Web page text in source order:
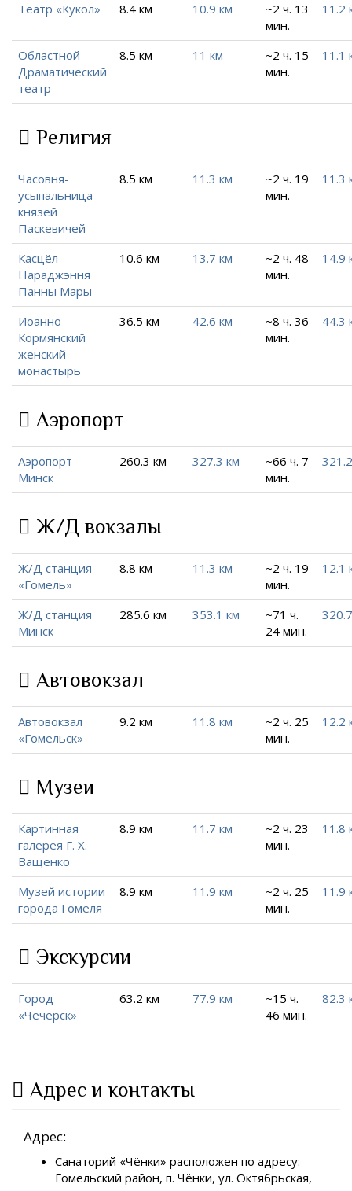
Театр «Кукол» 8.4 км 10.9 км
~2 ч. 13
мин.
11.2
Областной
Драматический
театр
8.5 км 11 км
~2 ч. 15
мин.
11.1
Религия
Часовня-
усыпальница
князей
Паскевичей
8.5 км 11.3 км
~2 ч. 19
мин.
11.3
Касцёл
Нараджэння
Панны Мары
10.6 км 13.7 км
~2 ч. 48
мин.
14.9
Иоанно-
Кормянский
женский
монастырь
36.5 км 42.6 км
~8 ч. 36
мин.
44.3
Аэропорт
Аэропорт
Минск
260.3 км 327.3 км
~66 ч. 7
мин.
Ж/Д вокзалы
Ж/Д станция
«Гомель»
8.8 км 11.3 км
~2 ч. 19
мин.
12.1
Ж/Д станция
Минск
285.6 км 353.1 км
~71 ч.
24 мин.
Автовокзал
Автовокзал
«Гомельск»
9.2 км 11.8 км
~2 ч. 25
мин.
12.2
Музеи
Картинная
галерея Г. Х.
Ващенко
8.9 км 11.7 км
~2 ч. 23
мин.
11.8
Музей истории
города Гомеля
8.9 км 11.9 км
~2 ч. 25
мин.
11.9
Экскурсии
Город
«Чечерск»
63.2 км 77.9 км
~15 ч.
46 мин.
82.3
Адрес и контакты
Адрес:
Санаторий «Чёнки» расположен по адресу:
Гомельский район, п. Чёнки, ул. Октябрьская,